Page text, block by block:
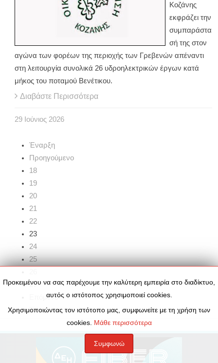
Κοζάνης
εκφράζει την
συμπαράστα
σή της στον
αγώνα των φορέων της περιοχής των Γρεβενών απέναντι
στη λειτουργία συνολικά 26 υδροηλεκτρικών έργων κατά
μήκος του ποταμού Βενέτικου.
Διαβάστε Περισσότερα
29 Ιούνιος 2026
Έναρξη
Προηγούμενο
18
19
20
21
22
23
24
25
27
Επόμενο
Τέλος
Προκειμένου να σας παρέχουμε την καλύτερη εμπειρία στο διαδίκτυο,
αυτός ο ιστότοπος χρησιμοποιεί cookies.
Χρησιμοποιώντας τον ιστότοπο μας, συμφωνείτε με τη χρήση των
cookies. Μάθε περισσότερα
Συμφωνώ